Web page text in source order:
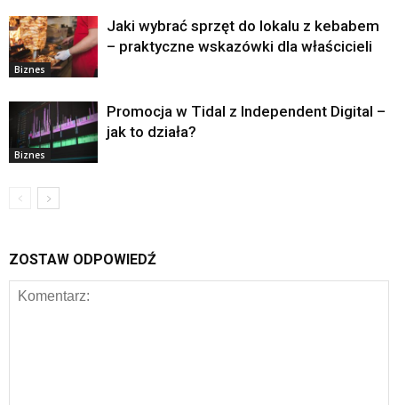
Biznes
Jaki wybrać sprzęt do lokalu z kebabem
– praktyczne wskazówki dla właścicieli
Biznes
Promocja w Tidal z Independent Digital –
jak to działa?
ZOSTAW ODPOWIEDŹ